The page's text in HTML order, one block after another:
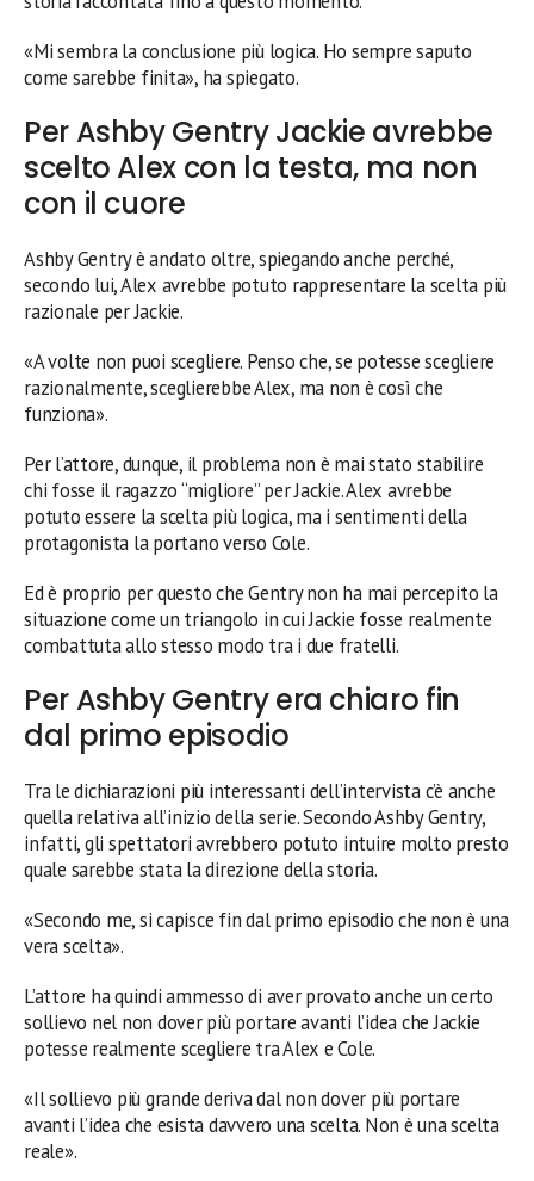
«Mi sembra la conclusione più logica. Ho sempre saputo
come sarebbe finita», ha spiegato.
Per Ashby Gentry Jackie avrebbe
scelto Alex con la testa, ma non
con il cuore
Ashby Gentry è andato oltre, spiegando anche perché,
secondo lui, Alex avrebbe potuto rappresentare la scelta più
razionale per Jackie.
«A volte non puoi scegliere. Penso che, se potesse scegliere
razionalmente, sceglierebbe Alex, ma non è così che
funziona».
Per l’attore, dunque, il problema non è mai stato stabilire
chi fosse il ragazzo “migliore” per Jackie. Alex avrebbe
potuto essere la scelta più logica, ma i sentimenti della
protagonista la portano verso Cole.
Ed è proprio per questo che Gentry non ha mai percepito la
situazione come un triangolo in cui Jackie fosse realmente
combattuta allo stesso modo tra i due fratelli.
Per Ashby Gentry era chiaro fin
dal primo episodio
Tra le dichiarazioni più interessanti dell’intervista c’è anche
quella relativa all’inizio della serie. Secondo Ashby Gentry,
infatti, gli spettatori avrebbero potuto intuire molto presto
quale sarebbe stata la direzione della storia.
«Secondo me, si capisce fin dal primo episodio che non è una
vera scelta».
L’attore ha quindi ammesso di aver provato anche un certo
sollievo nel non dover più portare avanti l’idea che Jackie
potesse realmente scegliere tra Alex e Cole.
«Il sollievo più grande deriva dal non dover più portare
avanti l’idea che esista davvero una scelta. Non è una scelta
reale».